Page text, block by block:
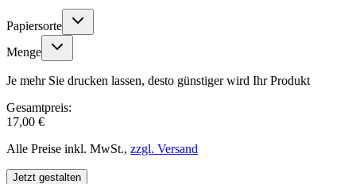
Papiersorte
Menge
Je mehr Sie drucken lassen, desto günstiger wird Ihr Produkt
Gesamtpreis:
17,00 €
Alle Preise inkl. MwSt., zzgl. Versand
Jetzt gestalten